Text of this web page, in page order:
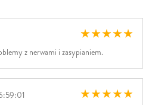
z nerwami i zasypianiem.